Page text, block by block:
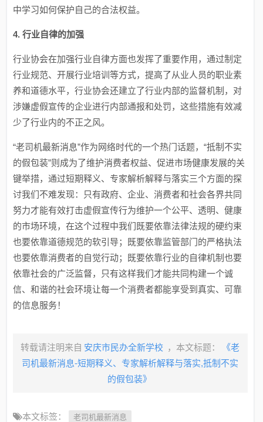
中学习如何保护自己的合法权益。
4. 行业自律的加强
行业协会在加强行业自律方面也发挥了重要作用，通过制定
行业规范、开展行业培训等方式，提高了从业人员的职业素
养和道德水平，行业协会还建立了行业内部的监督机制，对
涉嫌虚假宣传的企业进行内部通报和处罚，这些措施有效减
少了行业内的不正之风。
“老司机最新消息”作为网络时代的一个热门话题，“抵制不实
的假包装”则成为了维护消费者权益、促进市场健康发展的关
键举措，通过短期释义、专家解析解释与落实三个方面的探
讨我们不难发现：只有政府、企业、消费者和社会各界共同
努力才能有效打击虚假宣传行为维护一个公平、透明、健康
的市场环境，在这个过程中我们既要依靠法律法规的硬约束
也要依靠道德规范的软引导；既要依靠监管部门的严格执法
也要依靠消费者的自觉行动；既要依靠行业的自律机制也要
依靠社会的广泛监督，只有这样我们才能共同构建一个诚
信、和谐的社会环境让每一个消费者都能享受到真实、可靠
的信息服务！
转载请注明来自 安庆市民办全新学校 ，本文标题：
《老
司机最新消息-短期释义、专家解析解释与落实​,抵制不实
的假包装》
本文标签： 老司机最新消息